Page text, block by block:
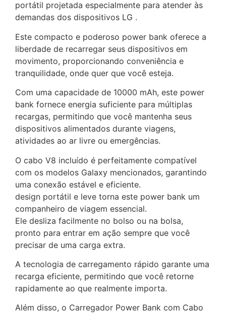
portátil projetada especialmente para atender às
demandas dos dispositivos LG .
Este compacto e poderoso power bank oferece a
liberdade de recarregar seus dispositivos em
movimento, proporcionando conveniência e
tranquilidade, onde quer que você esteja.
Com uma capacidade de 10000 mAh, este power
bank fornece energia suficiente para múltiplas
recargas, permitindo que você mantenha seus
dispositivos alimentados durante viagens,
atividades ao ar livre ou emergências.
O cabo V8 incluído é perfeitamente compatível
com os modelos Galaxy mencionados, garantindo
uma conexão estável e eficiente.
design portátil e leve torna este power bank um
companheiro de viagem essencial.
Ele desliza facilmente no bolso ou na bolsa,
pronto para entrar em ação sempre que você
precisar de uma carga extra.
A tecnologia de carregamento rápido garante uma
recarga eficiente, permitindo que você retorne
rapidamente ao que realmente importa.
Além disso, o Carregador Power Bank com Cabo